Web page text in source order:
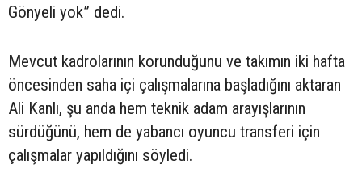
Gönyeli yok” dedi.
Mevcut kadrolarının korunduğunu ve takımın iki hafta
öncesinden saha içi çalışmalarına başladığını aktaran
Ali Kanlı, şu anda hem teknik adam arayışlarının
sürdüğünü, hem de yabancı oyuncu transferi için
çalışmalar yapıldığını söyledi.